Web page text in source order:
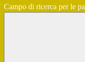
Campo di ricerca per le